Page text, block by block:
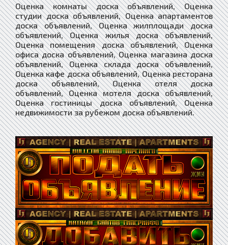
Оценка комнаты доска объявлений, Оценка
студии доска объявлений, Оценка апартаментов
доска объявлений, Оценка жилплощади доска
объявлений, Оценка жилья доска объявлений,
Оценка помещения доска объявлений, Оценка
офиса доска объявлений, Оценка магазина доска
объявлений, Оценка склада доска объявлений,
Оценка кафе доска объявлений, Оценка ресторана
доска объявлений, Оценка отеля доска
объявлений, Оценка мотеля доска объявлений,
Оценка гостиницы доска объявлений, Оценка
недвижимости за рубежом доска объявлений.